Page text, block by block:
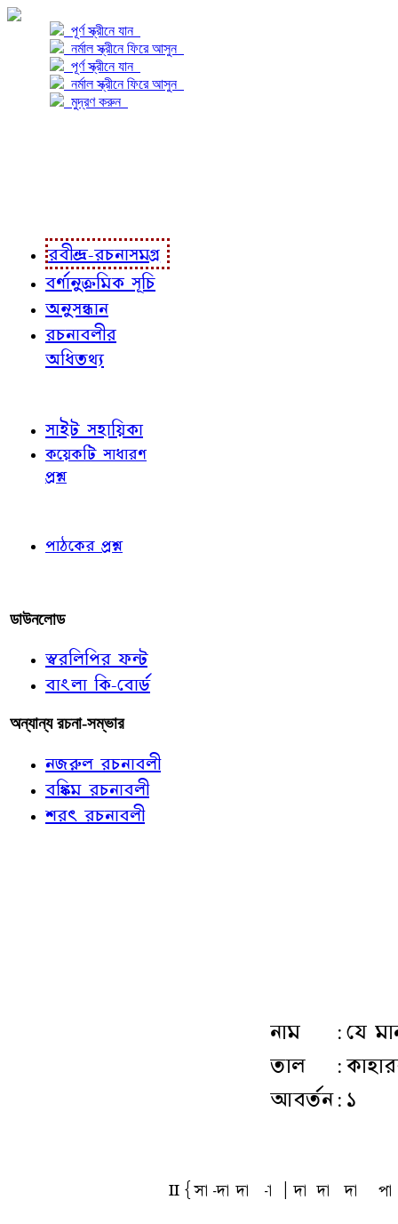
পূর্ণ স্ক্রীনে যান
নর্মাল স্ক্রীনে ফিরে আসুন
পূর্ণ স্ক্রীনে যান
নর্মাল স্ক্রীনে ফিরে আসুন
মুদ্রণ করুন
রবীন্দ্র-রচনাসমগ্র
বর্ণানুক্রমিক সূচি
অনুসন্ধান
রচনাবলীর
অধিতথ্য
সাইট সহায়িকা
কয়েকটি সাধারণ
প্রশ্ন
পাঠকের প্রশ্ন
ডাউনলোড
স্বরলিপির ফন্ট
বাংলা কি-বোর্ড
অন্যান্য রচনা-সম্ভার
নজরুল রচনাবলী
বঙ্কিম রচনাবলী
শরৎ রচনাবলী
নাম :যে
তাল
:
আবর্তন: ১
ll {sa -da da -a da da da pa